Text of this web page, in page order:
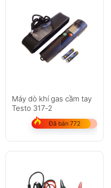
Máy dò khí gas cầm tay
Testo 317-2
Đã bán 772